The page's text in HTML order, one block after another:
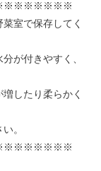
室で保存してく
が付きやすく、
したり柔らかく
。